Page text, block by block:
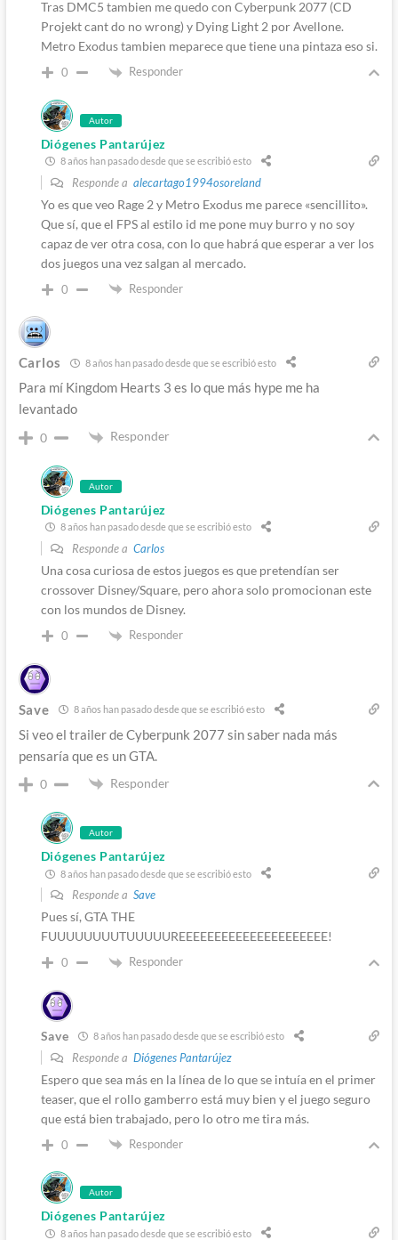
Tras DMC5 tambien me quedo con Cyberpunk 2077 (CD
Projekt cant do no wrong) y Dying Light 2 por Avellone.
Metro Exodus tambien meparece que tiene una pintaza eso si.
0 Responder
Autor
Diógenes Pantarújez
8 años han pasado desde que se escribió esto
Responde a alecartago1994osoreland
Yo es que veo Rage 2 y Metro Exodus me parece «sencillito».
Que sí, que el FPS al estilo id me pone muy burro y no soy
capaz de ver otra cosa, con lo que habrá que esperar a ver los
dos juegos una vez salgan al mercado.
0 Responder
Carlos 8 años han pasado desde que se escribió esto
Para mí Kingdom Hearts 3 es lo que más hype me ha
levantado
0 Responder
Autor
Diógenes Pantarújez
8 años han pasado desde que se escribió esto
Responde a Carlos
Una cosa curiosa de estos juegos es que pretendían ser
crossover Disney/Square, pero ahora solo promocionan este
con los mundos de Disney.
0 Responder
Save 8 años han pasado desde que se escribió esto
Si veo el trailer de Cyberpunk 2077 sin saber nada más
pensaría que es un GTA.
0 Responder
Autor
Diógenes Pantarújez
8 años han pasado desde que se escribió esto
Responde a Save
Pues sí, GTA THE
FUUUUUUUUTUUUUUREEEEEEEEEEEEEEEEEEEEE!
0 Responder
Save 8 años han pasado desde que se escribió esto
Responde a Diógenes Pantarújez
Espero que sea más en la línea de lo que se intuía en el primer
teaser, que el rollo gamberro está muy bien y el juego seguro
que está bien trabajado, pero lo otro me tira más.
0 Responder
Autor
Diógenes Pantarújez
8 años han pasado desde que se escribió esto